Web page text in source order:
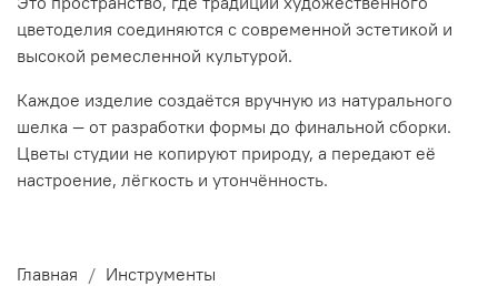
цветоделия соединяются с современной эстетикой и
высокой ремесленной культурой.
Каждое изделие создаётся вручную из натурального
шелка — от разработки формы до финальной сборки.
Цветы студии не копируют природу, а передают её
настроение, лёгкость и утончённость.
Главная Инструменты